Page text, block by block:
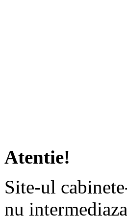
Atentie!
Site-ul
nu